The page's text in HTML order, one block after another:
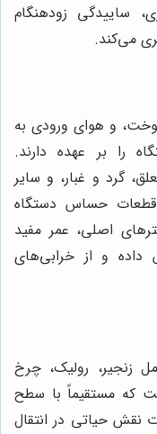
ساییدگی زودهنگام
می‌کند.
و هوای ورودی به
را بر عهده دارند.
گرد و غبار، و سایر
قطعات حساس دستگاه
اصلی، عمر مفید
داده و از خرابی‌های
زنجیر، رولیک، چرخ
که مستقیماً با سطح
نقش حیاتی در انتقال